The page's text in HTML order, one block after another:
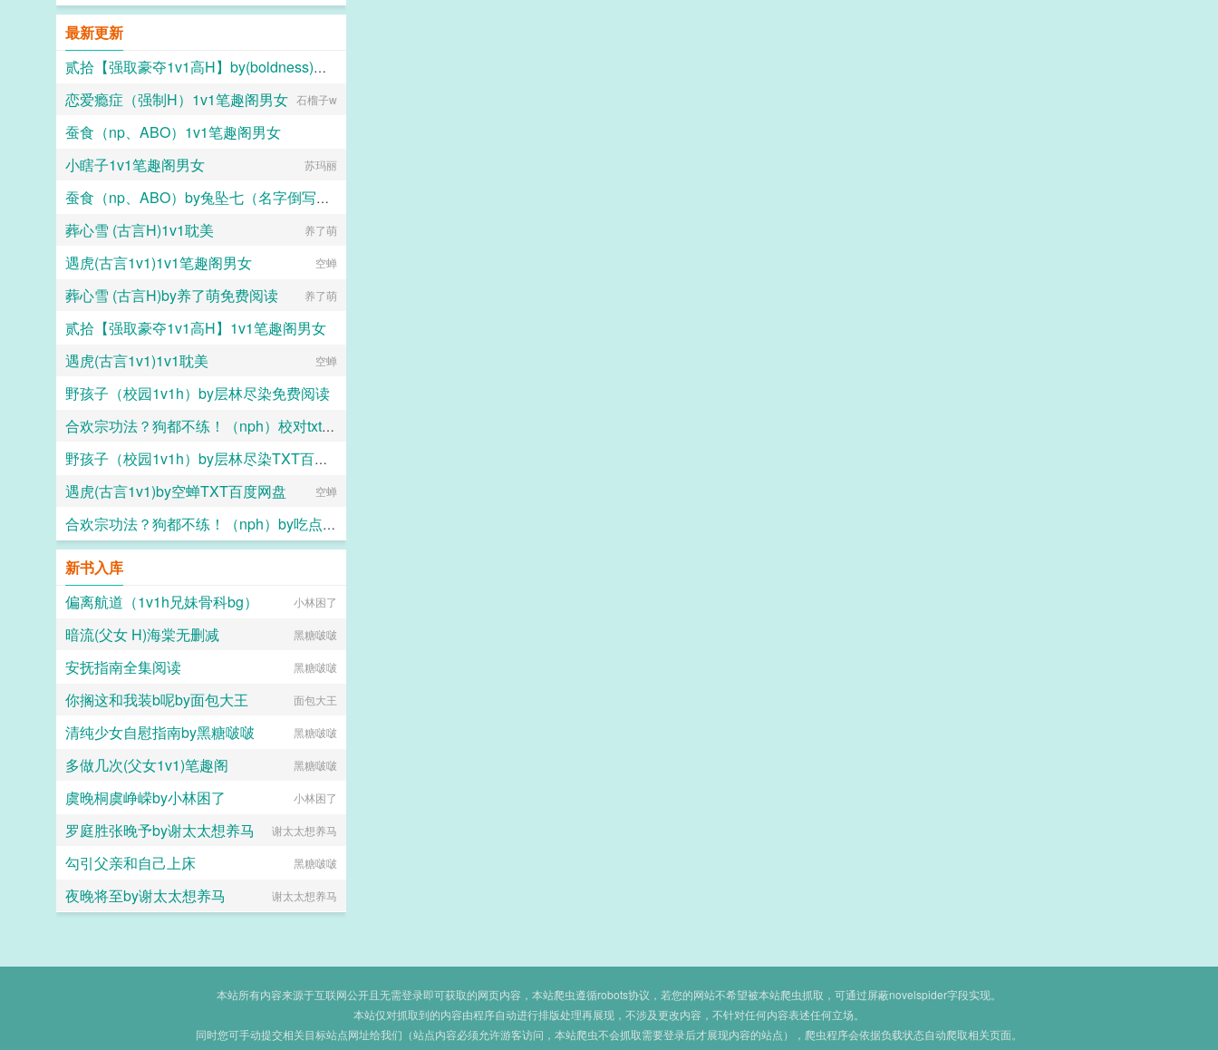
最新更新
贰拾【强取豪夺1v1高H】by(boldness)未删减版
boldness
恋爱瘾症（强制H）1v1笔趣阁男女 石榴子w
蚕食（np、ABO）1v1笔趣阁男女
兔坠七（名字倒写版）
小瞎子1v1笔趣阁男女 苏玛丽
蚕食（np、ABO）by兔坠七（名字倒写版）TXT百度网盘
兔坠七（名字倒写版）
葬心雪 (古言H)1v1耽美 养了萌
遇虎(古言1v1)1v1笔趣阁男女 空蝉
葬心雪 (古言H)by养了萌免费阅读 养了萌
贰拾【强取豪夺1v1高H】1v1笔趣阁男女
boldness
遇虎(古言1v1)1v1耽美 空蝉
野孩子（校园1v1h）by层林尽染免费阅读
层林尽染合欢宗功法？狗都不练！（nph）校对txt资源笔趣阁
吃点好的
野孩子（校园1v1h）by层林尽染TXT百度网盘
层林尽染
遇虎(古言1v1)by空蝉TXT百度网盘 空蝉
合欢宗功法？狗都不练！（nph）by吃点好的TXT百度网盘
新书入库
偏离航道（1v1h兄妹骨科bg）
小林困了
暗流(父女 H)海棠无删减 黑糖啵啵
安抚指南全集阅读 黑糖啵啵
你搁这和我装b呢by面包大王 面包大王
清纯少女自慰指南by黑糖啵啵 黑糖啵啵
多做几次(父女1v1)笔趣阁 黑糖啵啵
虞晚桐虞峥嵘by小林困了 小林困了
罗庭胜张晚予by谢太太想养马 谢太太想养马
勾引父亲和自己上床 黑糖啵啵
夜晚将至by谢太太想养马 谢太太想养马
本站所有内容来源于互联网公开且无需登录即可获取的网页内容，本站爬虫遵循robots协议，若您的网站不希望被本站爬虫抓取，可通过屏蔽novelspider字段实现。
本站仅对抓取到的内容由程序自动进行排版处理再展现，不涉及更改内容，不针对任何内容表述任何立场。
同时您可手动提交相关目标站点网址给我们（站点内容必须允许游客访问，本站爬虫不会抓取需要登录后才展现内容的站点），爬虫程序会依据负载状态自动爬取相关页面。